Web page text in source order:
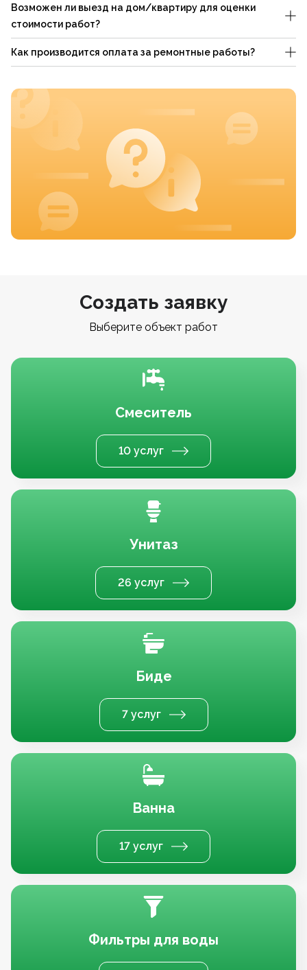
Возможен ли выезд на дом/квартиру для оценки
стоимости работ?
Как производится оплата за ремонтные работы?
Создать заявку
Выберите объект работ
Смеситель
10 услуг
Унитаз
26 услуг
Биде
7 услуг
Ванна
17 услуг
Фильтры для воды